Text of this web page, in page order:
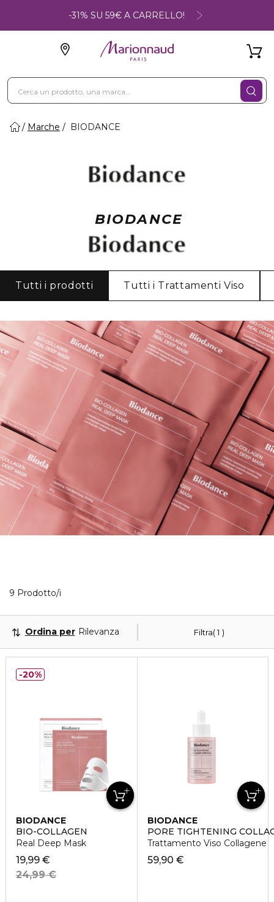
-31% SU 59€ A CARRELLO!
Marche BIODANCE
BIODANCE
Tutti i prodotti Tutti i Trattamenti Viso
9 Prodotto/i
Filtra 1
Ordina per Rilevanza
BIODANCE
BIO-COLLAGEN
Real Deep Mask
19,99 €
24,99 €
20%
BIODANCE
PORE TIGHTENING
Trattamento Viso Collagene
59,90 €